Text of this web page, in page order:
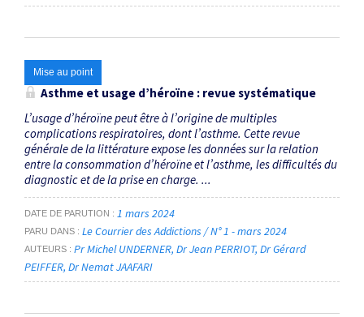
Mise au point
Asthme et usage d’héroïne : revue systématique
L’usage d’héroïne peut être à l’origine de multiples
complications respiratoires, dont l’asthme. Cette revue
générale de la littérature expose les données sur la relation
entre la consommation d’héroïne et l’asthme, les difficultés du
diagnostic et de la prise en charge. ...
DATE DE PARUTION 1 mars 2024
PARU DANS Le Courrier des Addictions / N° 1 - mars 2024
AUTEURS Pr Michel UNDERNER Dr Jean PERRIOT Dr Gérard
PEIFFER Dr Nemat JAAFARI